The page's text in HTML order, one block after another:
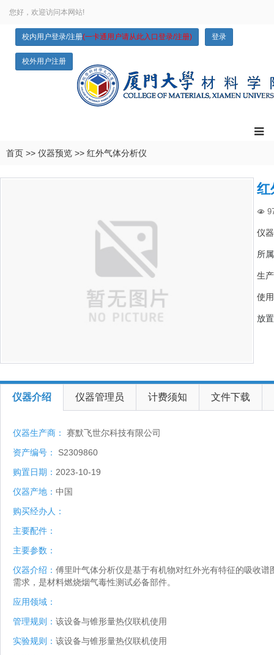
您好，欢迎访问本网站!
校内用户登录/注册(一卡通用户请从此入口登录/注册) 登录
校外用户注册
首页 >> 仪器预览 >> 红外气体分析仪
红

仪
所
生
使
放
仪器介绍 仪器管理员 计费须知 文件下载
仪器生产商：
赛默飞世尔科技有限公司
资产编号：
S2309860
购置日期： 2023-10-19
仪器产地： 中国
购买经办人：
主要配件：
主要参数：
仪器介绍： 傅里叶气体分析仪是基于有机物对红外光有特征的吸收
需求，是材料燃烧烟气毒性测试必备部件。
应用领域：
管理规则： 该设备与锥形量热仪联机使用
实验规则： 该设备与锥形量热仪联机使用